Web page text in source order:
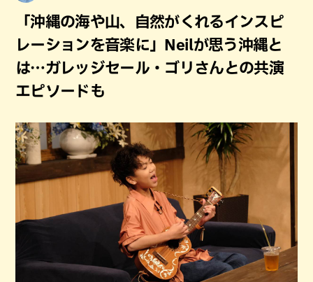
「沖縄の海や山、自然がくれるインスピ
レーションを音楽に」Neilが思う沖縄と
は…ガレッジセール・ゴリさんとの共演
エピソードも